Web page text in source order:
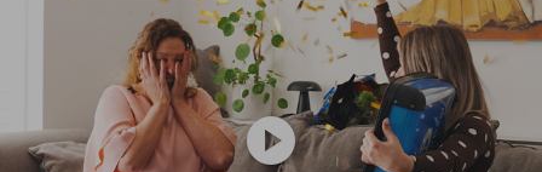
play_circle